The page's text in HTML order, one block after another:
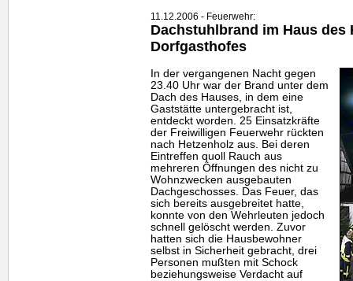
11.12.2006 - Feuerwehr:
Dachstuhlbrand im Haus des
Dorfgasthofes
In der vergangenen Nacht gegen
23.40 Uhr war der Brand unter dem
Dach des Hauses, in dem eine
Gaststätte untergebracht ist,
entdeckt worden. 25 Einsatzkräfte
der Freiwilligen Feuerwehr rückten
nach Hetzenholz aus. Bei deren
Eintreffen quoll Rauch aus
mehreren Öffnungen des nicht zu
Wohnzwecken ausgebauten
Dachgeschosses. Das Feuer, das
sich bereits ausgebreitet hatte,
konnte von den Wehrleuten jedoch
schnell gelöscht werden. Zuvor
hatten sich die Hausbewohner
selbst in Sicherheit gebracht, drei
Personen mußten mit Schock
beziehungsweise Verdacht auf